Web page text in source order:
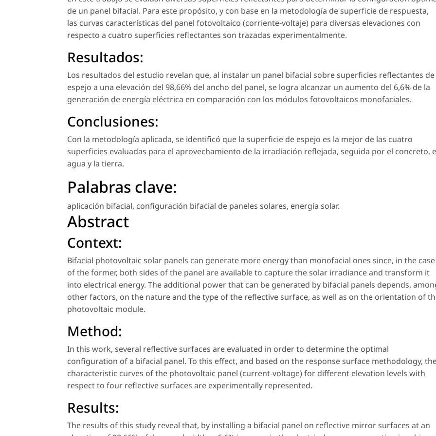
de un panel bifacial. Para este propósito, y con base en la metodología de superficie de respuesta,
las curvas características del panel fotovoltaico (corriente-voltaje) para diversas elevaciones con
respecto a cuatro superficies reflectantes son trazadas experimentalmente.
Resultados:
Los resultados del estudio revelan que, al instalar un panel bifacial sobre superficies reflectantes de
espejo a una elevación del 98,66% del ancho del panel, se logra alcanzar un aumento del 6,6% de la
generación de energía eléctrica en comparación con los módulos fotovoltaicos monofaciales.
Conclusiones:
Con la metodología aplicada, se identificó que la superficie de espejo es la mejor de las cuatro
superficies evaluadas para el aprovechamiento de la irradiación reflejada, seguida por el concreto,
agua y la tierra.
Palabras clave:
aplicación bifacial, configuración bifacial de paneles solares, energía solar.
Abstract
Context:
Bifacial photovoltaic solar panels can generate more energy than monofacial ones since, in the case
of the former, both sides of the panel are available to capture the solar irradiance and transform it
into electrical energy. The additional power that can be generated by bifacial panels depends,
other factors, on the nature and the type of the reflective surface, as well as on the orientation of
photovoltaic module.
Method:
In this work, several reflective surfaces are evaluated in order to determine the optimal
configuration of a bifacial panel. To this effect, and based on the response surface methodology,
characteristic curves of the photovoltaic panel (current-voltage) for different elevation levels with
respect to four reflective surfaces are experimentally represented.
Results:
The results of this study reveal that, by installing a bifacial panel on reflective mirror surfaces at an